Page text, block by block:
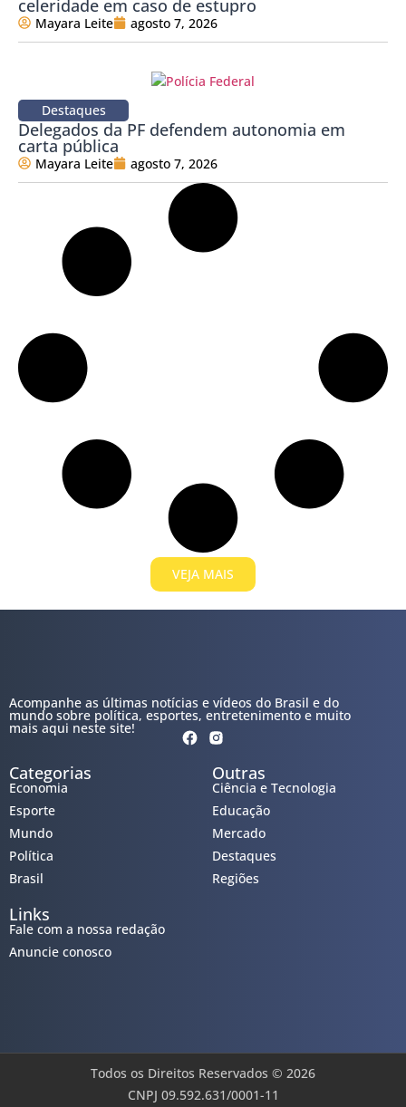
celeridade em caso de estupro
Mayara Leite agosto 7, 2026
Destaques
Delegados da PF defendem autonomia em
carta pública
Mayara Leite agosto 7, 2026
VEJA MAIS
Acompanhe as últimas notícias e vídeos do Brasil e do
mundo sobre política, esportes, entretenimento e muito
mais aqui neste site!
Categorias
Economia
Esporte
Mundo
Política
Brasil
Outras
Ciência e Tecnologia
Educação
Mercado
Destaques
Regiões
Links
Fale com a nossa redação
Anuncie conosco
Todos os Direitos Reservados © 2026
CNPJ 09.592.631/0001-11